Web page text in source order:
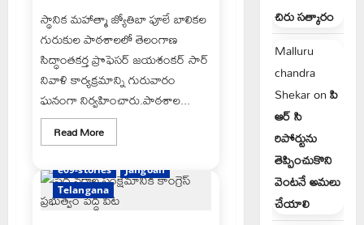
స్థానిక మహాత్మా జ్యోతిబా పూలే బాలికల
గురుకుల పాఠశాలలో తెలంగాణ
సిద్ధాంతకర్త ప్రొఫెసర్ జయశంకర్ సార్
నివాళి కార్యక్రమాన్ని గురువారం
ఘనంగా నిర్వహించారు.పాఠశాల...
Read MoreRead
more
ప్రొఫెసర్
జయశంకర్
కు
ఘన
నివాళి
e69-stories
Jangoan
Telangana
చిరు సత్కారం
Malluru
chandra
Shekaronపి
ఆర్ సి
రిపోర్టును
తెప్పించుకొని
వెంటనే అమలు
చేయాలి